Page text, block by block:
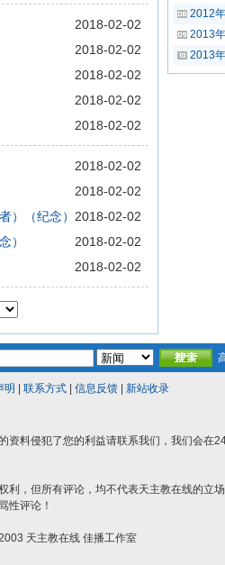
2018-02-02
2018-02-02
2018-02-02
2018-02-02
2018-02-02
2018-02-02
2018-02-02
）（纪念） 2018-02-02
）
2018-02-02
2018-02-02
2012
2013
2013
明 联系方式| 信息反馈| 新站收录
资料侵犯了您的利益请联系我们，我们会在
利，但所有评论，均不代表天主教在线的立场
性评论！
天主教在线 佳播工作室